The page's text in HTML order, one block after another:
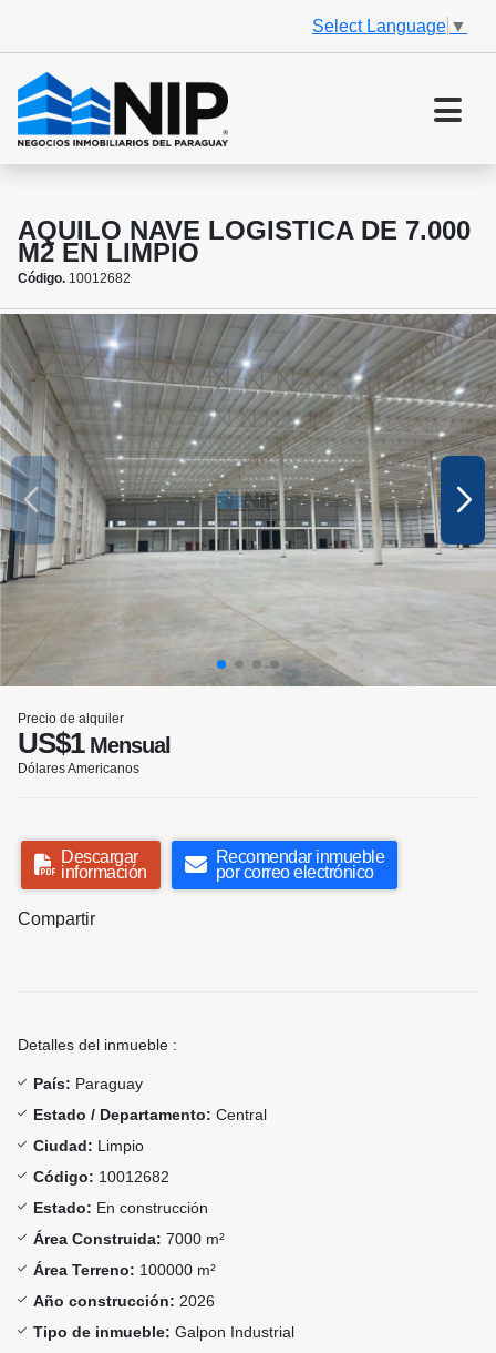
Select Language ▼
AQUILO NAVE LOGISTICA DE 7.000
M2 EN LIMPIO
Código. 10012682
Precio de alquiler
US$1Mensual
Dólares Americanos
Descargar
información
Recomendar inmueble
por correo electrónico
Compartir
Detalles del inmueble :
País: Paraguay
Estado / Departamento: Central
Ciudad: Limpio
Código: 10012682
Estado: En construcción
Área Construida: 7000 m²
Área Terreno: 100000 m²
Año construcción: 2026
Tipo de inmueble: Galpon Industrial